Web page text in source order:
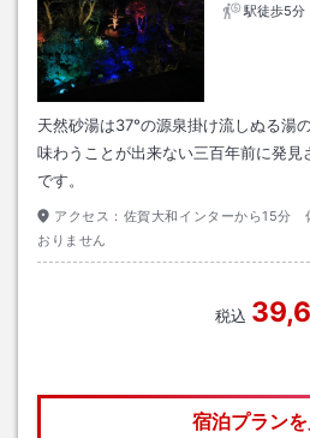
駅徒歩5分
天然砂湯は37°の源泉掛け流しぬる湯
味わうことが出来ない三百年前に発
です。
アクセス： 佐賀大和インターから15分
おりません
税込
宿泊プラン